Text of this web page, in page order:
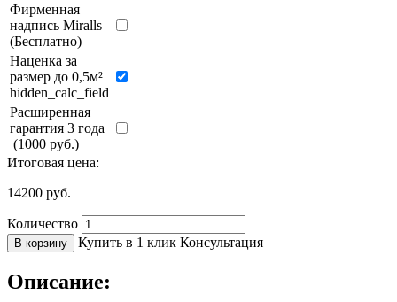
Фирменная
надпись Miralls
(Бесплатно)
Наценка за
размер до 0,5м²
hidden_calc_field
Расширенная
гарантия 3 года
(1000 руб.)
Итоговая цена:
14200 руб.
Количество
В корзину Купить в 1 клик Консультация
Описание: